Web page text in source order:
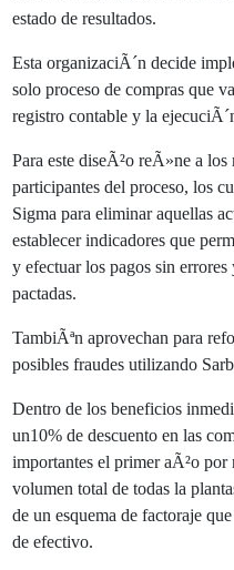
estado de resultados.
Esta organizaciÃ´n decide
solo proceso de compras que
registro contable y la
Para este diseÃ²o reÃ»ne a
participantes del proceso, los
Sigma para eliminar aquellas
establecer indicadores que
y efectuar los pagos sin
pactadas.
TambiÃªn aprovechan para
posibles fraudes utilizando
Dentro de los beneficios
un10% de descuento en las
importantes el primer aÃ²o
volumen total de todas la
de un esquema de factoraje
de efectivo.